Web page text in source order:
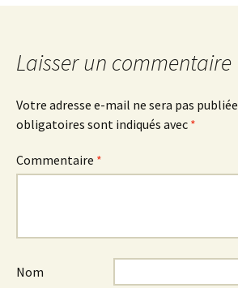
Laisser un commentaire
Votre adresse e-mail ne sera pas
obligatoires sont indiqués avec *
Commentaire *
Nom